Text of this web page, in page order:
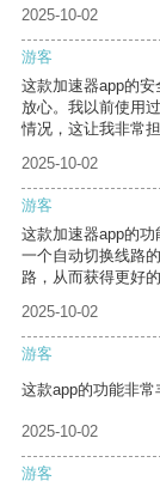
2025-10-02
游客
这款加速器app的
放心。我以前使用
情况，这让我非常担
2025-10-02
游客
这款加速器app的
一个自动切换线路
路，从而获得更好
2025-10-02
游客
这款app的功能非常
2025-10-02
游客